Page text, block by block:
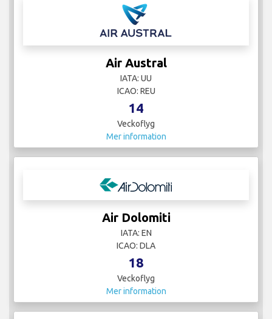
Air Austral
IATA: UU
ICAO: REU
14
Veckoflyg
Mer information
Air Dolomiti
IATA: EN
ICAO: DLA
18
Veckoflyg
Mer information